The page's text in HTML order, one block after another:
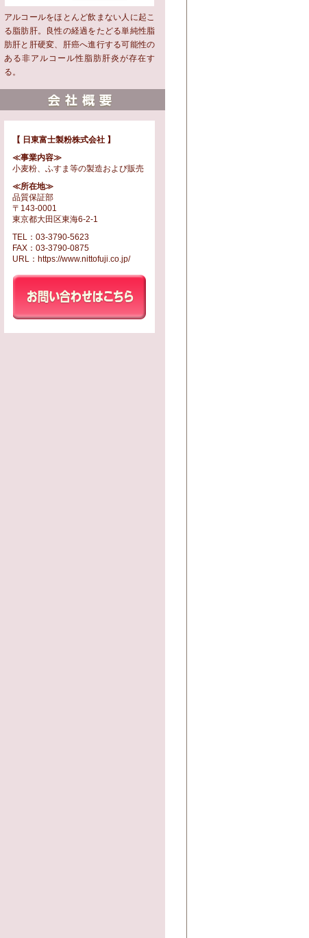
アルコールをほとんど飲まない人に起こ
る脂肪肝。良性の経過をたどる単純性脂
肪肝と肝硬変、肝癌へ進行する可能性の
ある非アルコール性脂肪肝炎が存在す
る。
【 日東富士製粉株式会社 】
≪事業内容≫
小麦粉、ふすま等の製造および販売
≪所在地≫
品質保証部
〒143-0001
東京都大田区東海6-2-1
TEL：03-3790-5623
FAX：03-3790-0875
URL：https://www.nittofuji.co.jp/